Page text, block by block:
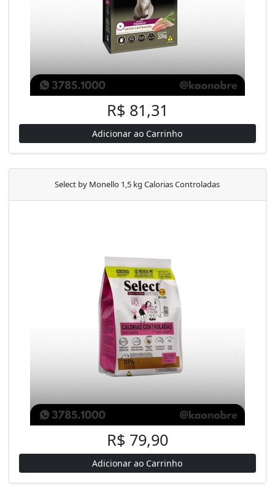
R$ 81,31
Adicionar ao Carrinho
Select by Monello 1,5 kg Calorias Controladas
R$ 79,90
Adicionar ao Carrinho